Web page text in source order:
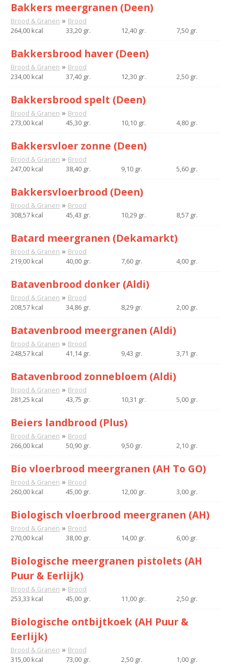
Bakkers meergranen (Deen)
Brood & Granen » Brood
264,00 kcal
33,20 gr. 12,40 gr. 7,50 gr.
Bakkersbrood haver (Deen)
Brood & Granen » Brood
234,00 kcal
37,40 gr. 12,30 gr. 2,50 gr.
Bakkersbrood spelt (Deen)
Brood & Granen » Brood
273,00 kcal
45,30 gr. 10,10 gr. 4,80 gr.
Bakkersvloer zonne (Deen)
Brood & Granen » Brood
247,00 kcal
38,40 gr. 9,10 gr. 5,60 gr.
Bakkersvloerbrood (Deen)
Brood & Granen » Brood
308,57 kcal
45,43 gr. 10,29 gr. 8,57 gr.
Batard meergranen (Dekamarkt)
Brood & Granen » Brood
219,00 kcal
40,00 gr. 7,60 gr. 4,00 gr.
Batavenbrood donker (Aldi)
Brood & Granen » Brood
208,57 kcal
34,86 gr. 8,29 gr. 2,00 gr.
Batavenbrood meergranen (Aldi)
Brood & Granen » Brood
248,57 kcal
41,14 gr. 9,43 gr. 3,71 gr.
Batavenbrood zonnebloem (Aldi)
Brood & Granen » Brood
281,25 kcal
43,75 gr. 10,31 gr. 5,00 gr.
Beiers landbrood (Plus)
Brood & Granen » Brood
266,00 kcal
50,90 gr. 9,50 gr. 2,10 gr.
Bio vloerbrood meergranen (AH To GO)
Brood & Granen » Brood
260,00 kcal
45,00 gr. 12,00 gr. 3,00 gr.
Biologisch vloerbrood meergranen (AH)
Brood & Granen » Brood
270,00 kcal
38,00 gr. 14,00 gr. 6,00 gr.
Biologische meergranen pistolets (AH
Puur & Eerlijk)
Brood & Granen » Brood
253,33 kcal
45,00 gr. 11,00 gr. 2,50 gr.
Biologische ontbijtkoek (AH Puur &
Eerlijk)
Brood & Granen » Brood
315,00 kcal
73,00 gr. 2,50 gr. 1,00 gr.